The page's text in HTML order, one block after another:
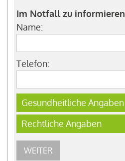
Im Notfall zu informieren
Name:
Telefon:
Gesundheitliche Angaben
Rechtliche Angaben
WEITER